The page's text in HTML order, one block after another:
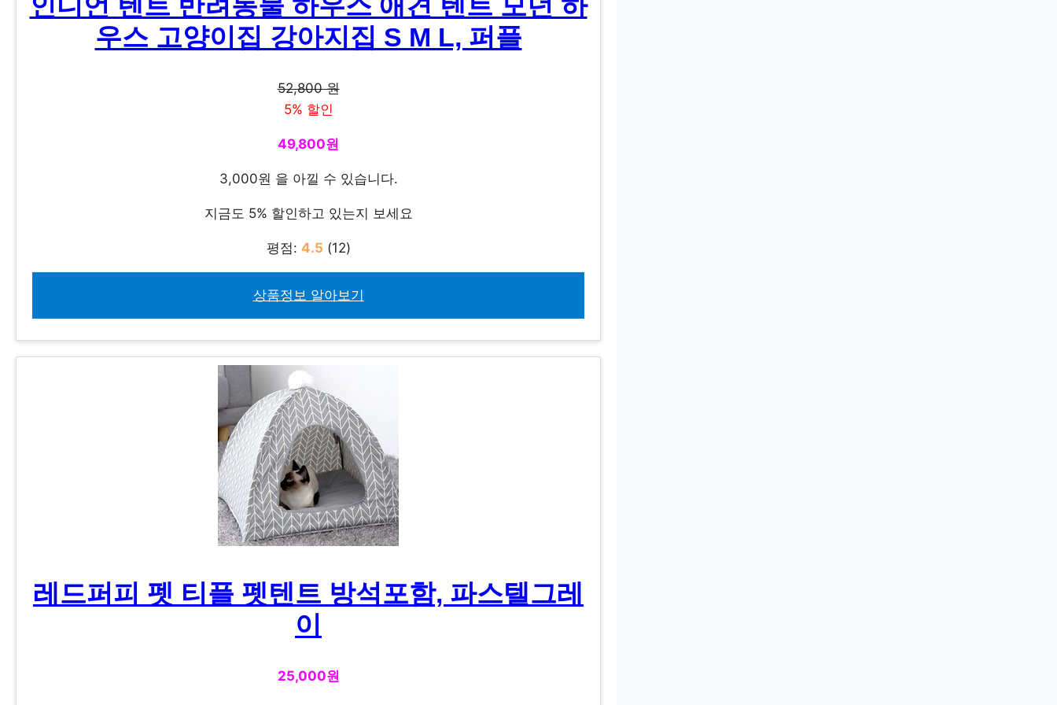
우스 고양이집 강아지집 S M L, 퍼플
52,800 원
5% 할인
49,800원
3,000원 을 아낄 수 있습니다.
지금도 5% 할인하고 있는지 보세요
평점: 4.5 (12)
상품정보 알아보기
레드퍼피 펫 티플 펫텐트 방석포함, 파스텔그레
이
25,000원